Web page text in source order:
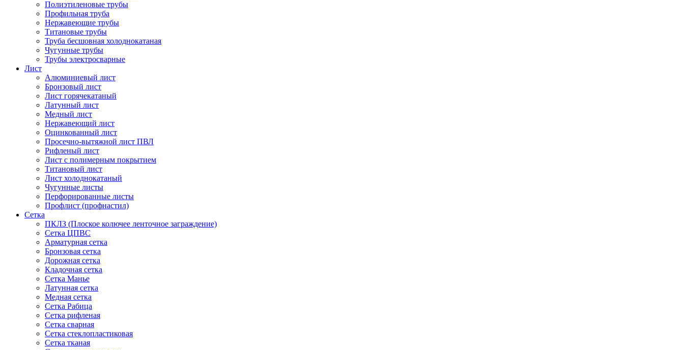
Полиэтиленовые трубы
Профильная труба
Нержавеющие трубы
Титановые трубы
Труба бесшовная холоднокатаная
Чугунные трубы
Трубы электросварные
Лист
Алюминиевый лист
Бронзовый лист
Лист горячекатаный
Латунный лист
Медный лист
Нержавеющий лист
Оцинкованный лист
Просечно-вытяжной лист ПВЛ
Рифленый лист
Лист с полимерным покрытием
Титановый лист
Лист холоднокатаный
Чугунные листы
Перфорированные листы
Профлист (профнастил)
Сетка
ПКЛЗ (Плоское колючее ленточное заграждение)
Сетка ЦПВС
Арматурная сетка
Бронзовая сетка
Дорожная сетка
Кладочная сетка
Сетка Манье
Латунная сетка
Медная сетка
Сетка Рабица
Сетка рифленая
Сетка сварная
Сетка стеклопластиковая
Сетка тканая